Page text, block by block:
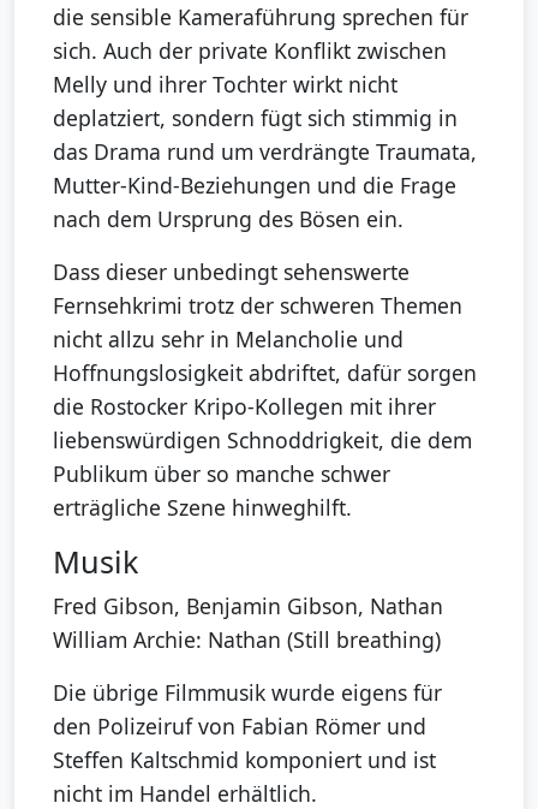
die sensible Kameraführung sprechen für
sich. Auch der private Konflikt zwischen
Melly und ihrer Tochter wirkt nicht
deplatziert, sondern fügt sich stimmig in
das Drama rund um verdrängte Traumata,
Mutter-Kind-Beziehungen und die Frage
nach dem Ursprung des Bösen ein.
Dass dieser unbedingt sehenswerte
Fernsehkrimi trotz der schweren Themen
nicht allzu sehr in Melancholie und
Hoffnungslosigkeit abdriftet, dafür sorgen
die Rostocker Kripo-Kollegen mit ihrer
liebenswürdigen Schnoddrigkeit, die dem
Publikum über so manche schwer
erträgliche Szene hinweghilft.
Musik
Fred Gibson, Benjamin Gibson, Nathan
William Archie: Nathan (Still breathing)
Die übrige Filmmusik wurde eigens für
den Polizeiruf von Fabian Römer und
Steffen Kaltschmid komponiert und ist
nicht im Handel erhältlich.